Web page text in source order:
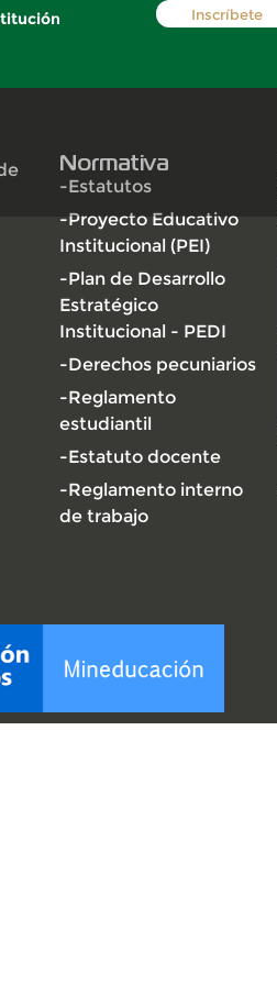
Inscríbete
Normativa
-Estatutos
-Proyecto Educativo
Institucional (PEI)
-Plan de Desarrollo
Estratégico
Institucional - PEDI
-Derechos pecuniarios
-Reglamento
estudiantil
-Estatuto docente
-Reglamento interno
de trabajo